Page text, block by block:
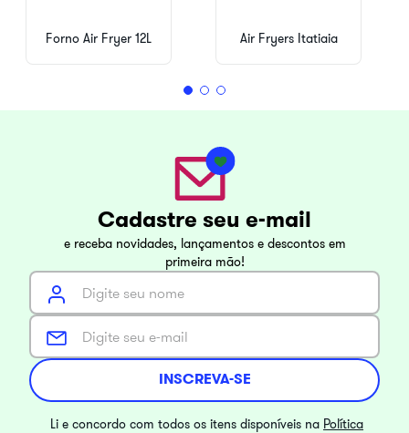
Forno Air Fryer 12L Air Fryers Itatiaia
Cadastre seu e-mail
e receba novidades, lançamentos e descontos em
primeira mão!
INSCREVA-SE
Li e concordo com todos os itens disponíveis na Política